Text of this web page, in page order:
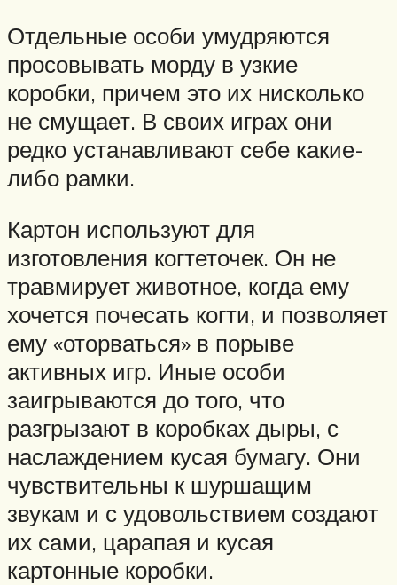
Отдельные особи умудряются
просовывать морду в узкие
коробки, причем это их нисколько
не смущает. В своих играх они
редко устанавливают себе какие-
либо рамки.
Картон используют для
изготовления когтеточек. Он не
травмирует животное, когда ему
хочется почесать когти, и позволяет
ему «оторваться» в порыве
активных игр. Иные особи
заигрываются до того, что
разгрызают в коробках дыры, с
наслаждением кусая бумагу. Они
чувствительны к шуршащим
звукам и с удовольствием создают
их сами, царапая и кусая
картонные коробки.